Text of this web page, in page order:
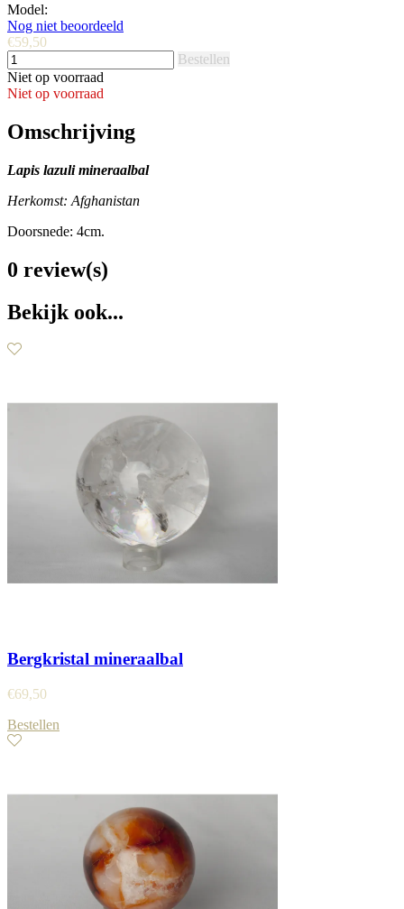
Model:
Nog niet beoordeeld
€59,50
Bestellen
Niet op voorraad
Niet op voorraad
Omschrijving
Lapis lazuli mineraalbal
Herkomst: Afghanistan
Doorsnede: 4cm.
0 review(s)
Bekijk ook...
Bergkristal mineraalbal
€69,50
Bestellen